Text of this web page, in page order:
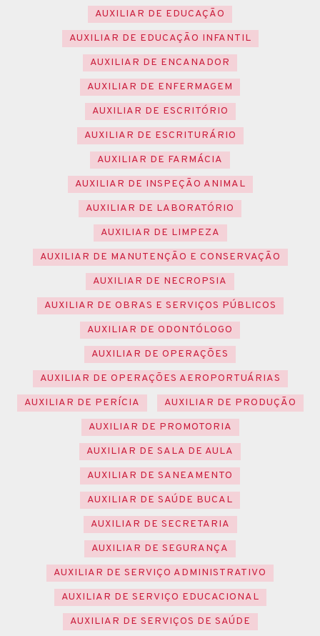
AUXILIAR DE EDUCAÇÃO
AUXILIAR DE EDUCAÇÃO INFANTIL
AUXILIAR DE ENCANADOR
AUXILIAR DE ENFERMAGEM
AUXILIAR DE ESCRITÓRIO
AUXILIAR DE ESCRITURÁRIO
AUXILIAR DE FARMÁCIA
AUXILIAR DE INSPEÇÃO ANIMAL
AUXILIAR DE LABORATÓRIO
AUXILIAR DE LIMPEZA
AUXILIAR DE MANUTENÇÃO E CONSERVAÇÃO
AUXILIAR DE NECROPSIA
AUXILIAR DE OBRAS E SERVIÇOS PÚBLICOS
AUXILIAR DE ODONTÓLOGO
AUXILIAR DE OPERAÇÕES
AUXILIAR DE OPERAÇÕES AEROPORTUÁRIAS
AUXILIAR DE PERÍCIA
AUXILIAR DE PRODUÇÃO
AUXILIAR DE PROMOTORIA
AUXILIAR DE SALA DE AULA
AUXILIAR DE SANEAMENTO
AUXILIAR DE SAÚDE BUCAL
AUXILIAR DE SECRETARIA
AUXILIAR DE SEGURANÇA
AUXILIAR DE SERVIÇO ADMINISTRATIVO
AUXILIAR DE SERVIÇO EDUCACIONAL
AUXILIAR DE SERVIÇOS DE SAÚDE